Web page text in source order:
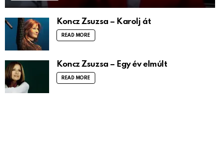
Koncz Zsuzsa – Karolj át
READ MORE
Koncz Zsuzsa – Egy év elmúlt
READ MORE